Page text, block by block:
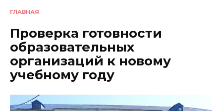
ГЛАВНАЯ
Проверка готовности
образовательных
организаций к новому
учебному году